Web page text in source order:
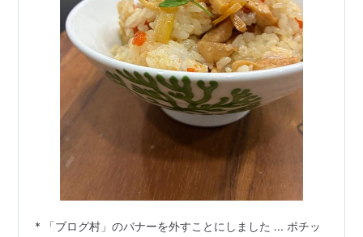
* 「ブログ村」のバナーを外すことにしました ... ポチッ